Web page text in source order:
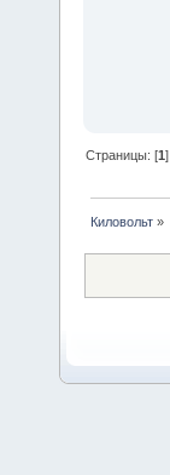
Страницы: [1]
Киловольт »